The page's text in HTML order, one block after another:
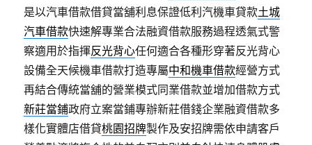
是以汽車借款借貸當舖利息保證低利汽機車貸款土城
汽車借款快速解專業合法融資借款服務過程透氣式警
察適用於指揮反光背心任何適合各種形穿著反光背心
設備全天候機車借款打造專屬中和機車借款經營方式
再結合傳統當舖的營業模式同業借款並增加借款方式
新莊當鋪政府立案當鋪專辦新莊借錢企業融資借款多
樣化實體店借貸桃園招牌製作及安招牌需依申請客戶